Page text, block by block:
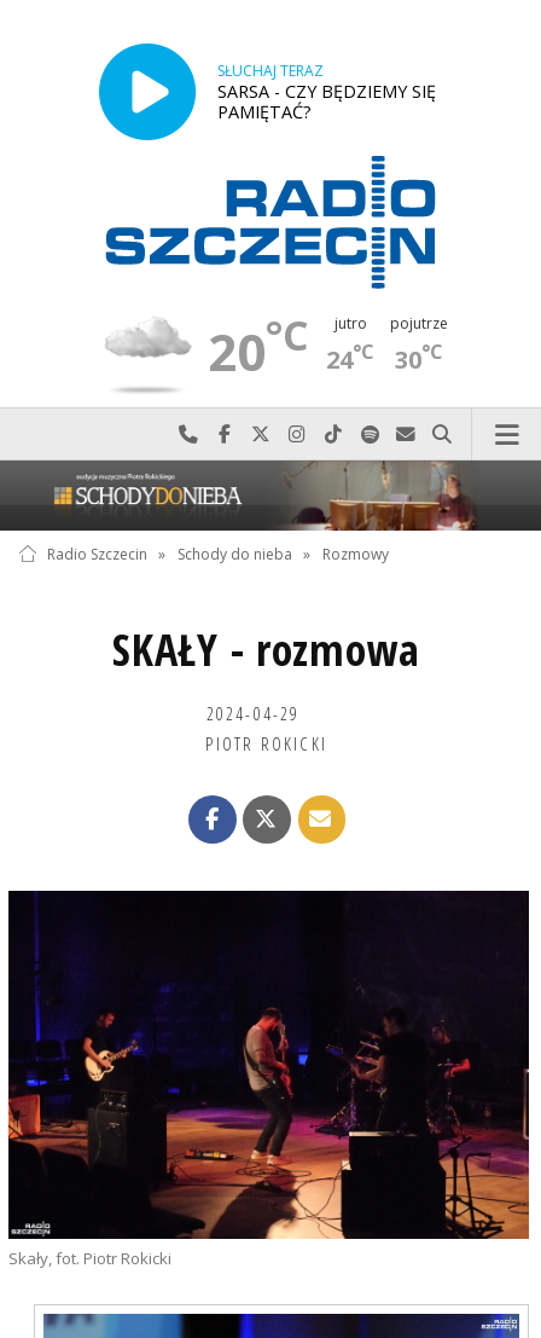
SŁUCHAJ TERAZ
SARSA - CZY BĘDZIEMY SIĘ
PAMIĘTAĆ?
20°C jutro
24°C
pojutrze
30°C
Najlepiej po prostu do nas zadzwoń
Odwiedź nas na Facebook-u
Odwiedź nas na X
Odwiedź nas na Instagram-ie
Odwiedź nas na TikTok-u
Szukaj nas na Spotify
Wyślij do nas
Szukaj
Radio Szczecin » Schody do nieba » Rozmowy
SKAŁY - rozmowa
2024-04-29
PIOTR ROKICKI
Skały, fot. Piotr Rokicki